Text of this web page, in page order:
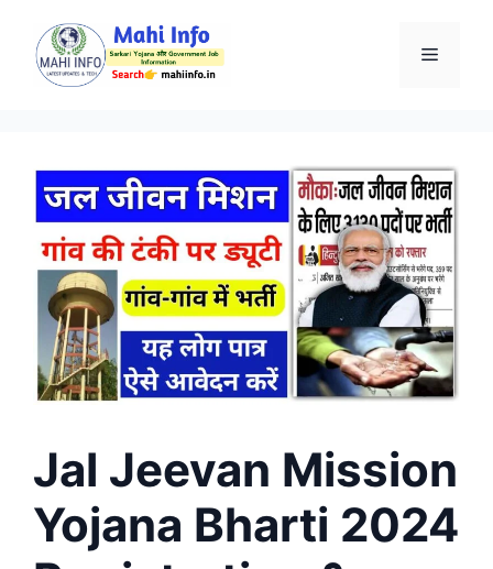
content
Menu
Jal Jeevan Mission
Yojana Bharti 2024